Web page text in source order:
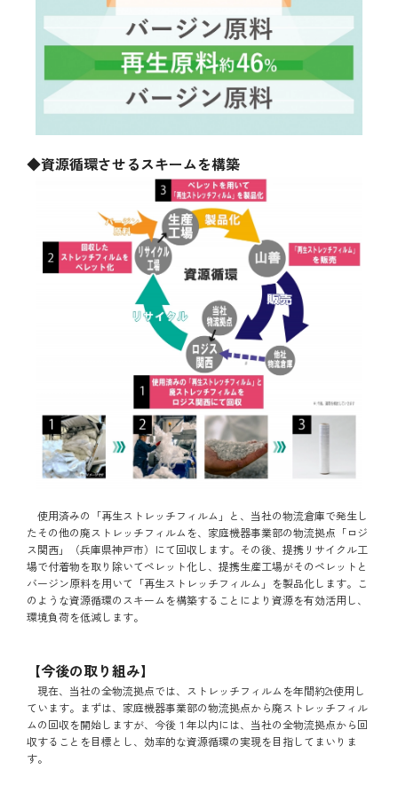
◆資源循環させるスキームを構築
使用済みの「再生ストレッチフィルム」と、当社の物流倉庫で発生し
たその他の廃ストレッチフィルムを、家庭機器事業部の物流拠点「ロジ
ス関西」（兵庫県神戸市）にて回収します。その後、提携リサイクル工
場で付着物を取り除いてペレット化し、提携生産工場がそのペレットと
バージン原料を用いて「再生ストレッチフィルム」を製品化します。こ
のような資源循環のスキームを構築することにより資源を有効活用し、
環境負荷を低減します。
【今後の取り組み】
現在、当社の全物流拠点では、ストレッチフィルムを年間約2t使用し
ています。まずは、家庭機器事業部の物流拠点から廃ストレッチフィル
ムの回収を開始しますが、今後１年以内には、当社の全物流拠点から回
収することを目標とし、効率的な資源循環の実現を目指してまいりま
す。